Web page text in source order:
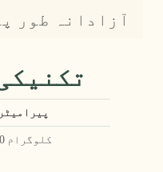
آزادانہ طور
پیرامیٹر
50 کلوگرام